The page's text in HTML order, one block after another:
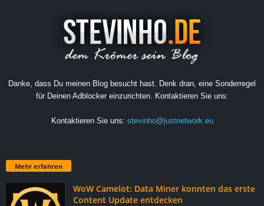
Danke, dass Du meinen Blog besucht hast. Denk dran, eine Sonderregel
für Deinen Adblocker einzurichten. Kontaktieren Sie uns:
Kontaktieren Sie uns: stevinho@justnetwork.eu
Mehr erfahren
WoW Camelot: Data Miner konnten das erste
Content Update entdecken